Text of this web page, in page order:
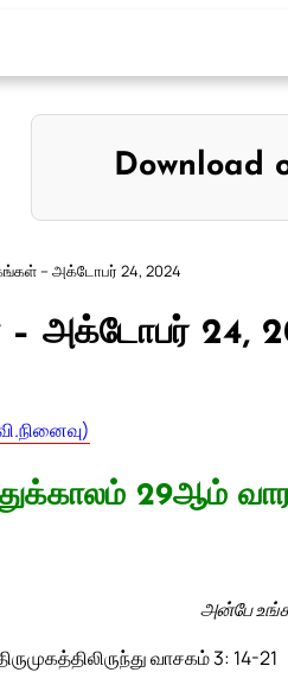
Download
– அக்டோபர் 24, 2024
– அக்டோபர் 24,
29ஆம்
அன்பே
வாசகம் 3: 14-21